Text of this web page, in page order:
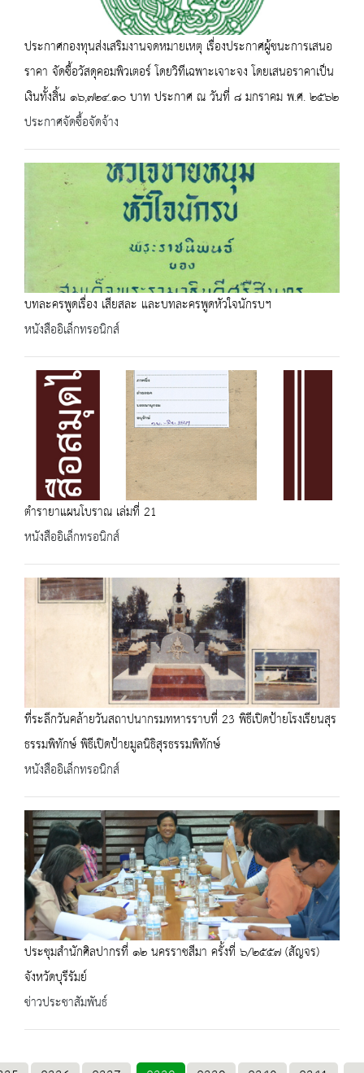
ประกาศกองทุนส่งเสริมงานจดหมายเหตุ เรื่องประกาศผู้ชนะการเสนอ
ราคา จัดซื้อวัสดุคอมพิวเตอร์ โดยวิทีเฉพาะเจาะจง โดยเสนอราคาเป็น
เงินทั้งสิ้น ๑๖,๗๒๔.๑๐ บาท ประกาศ ณ วันที่ ๘ มกราคม พ.ศ. ๒๕๖๒
ประกาศจัดซื้อจัดจ้าง
บทละครพูดเรื่อง เสียสละ และบทละครพูดหัวใจนักรบฯ
หนังสืออิเล็กทรอนิกส์
ตำรายาแผนโบราณ เล่มที่ 21
หนังสืออิเล็กทรอนิกส์
ที่ระลึกวันคล้ายวันสถาปนากรมทหารราบที่ 23 พิธีเปิดป้ายโรงเรียนสุร
ธรรมพิทักษ์ พิธีเปิดป้ายมูลนิธิสุรธรรมพิทักษ์
หนังสืออิเล็กทรอนิกส์
ประชุมสำนักศิลปากรที่ ๑๒ นครราชสีมา ครั้งที่ ๖/๒๕๕๗ (สัญจร)
จังหวัดบุรีรัมย์
ข่าวประชาสัมพันธ์